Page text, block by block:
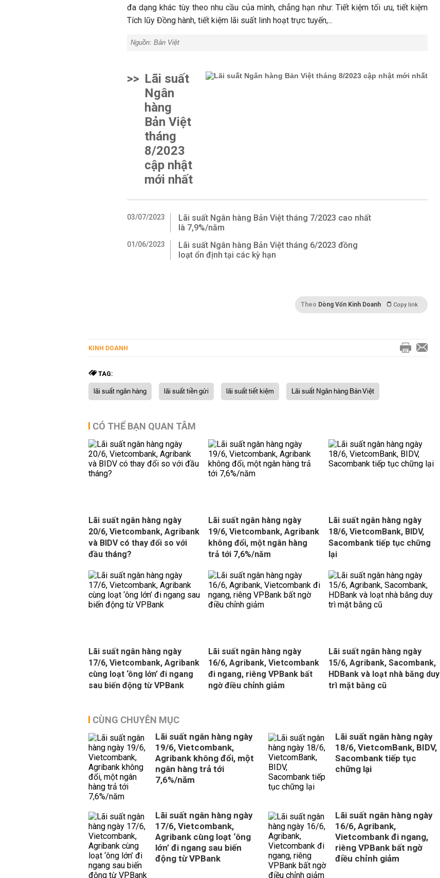
đa dạng khác tùy theo nhu cầu của mình, chẳng hạn như: Tiết kiệm tối ưu, tiết kiệm
Tích lũy Đồng hành, tiết kiệm lãi suất linh hoạt trực tuyến,...
Nguồn: Bản Việt
>> Lãi suất
Ngân
hàng
Bản Việt
tháng
8/2023
cập nhật
mới nhất
03/07/2023
Lãi suất Ngân hàng Bản Việt tháng 7/2023 cao nhất
là 7,9%/năm
01/06/2023
Lãi suất Ngân hàng Bản Việt tháng 6/2023 đồng
loạt ổn định tại các kỳ hạn
Theo Dòng Vốn Kinh Doanh Copy link
KINH DOANH
TAG:
lãi suất ngân hàng lãi suất tiền gửi lãi suất tiết kiệm Lãi suất Ngân hàng Bản Việt
CÓ THỂ BẠN QUAN TÂM
Lãi suất ngân hàng ngày
20/6, Vietcombank, Agribank
và BIDV có thay đổi so với
đầu tháng?
Lãi suất ngân hàng ngày
19/6, Vietcombank, Agribank
không đổi, một ngân hàng
trả tới 7,6%/năm
Lãi suất ngân hàng ngày
18/6, VietcomBank, BIDV,
Sacombank tiếp tục chững
lại
Lãi suất ngân hàng ngày
17/6, Vietcombank, Agribank
cùng loạt ‘ông lớn’ đi ngang
sau biến động từ VPBank
Lãi suất ngân hàng ngày
16/6, Agribank, Vietcombank
đi ngang, riêng VPBank bất
ngờ điều chỉnh giảm
Lãi suất ngân hàng ngày
15/6, Agribank, Sacombank,
HDBank và loạt nhà băng duy
trì mặt bằng cũ
CÙNG CHUYÊN MỤC
Lãi suất ngân hàng ngày
19/6, Vietcombank,
Agribank không đổi, một
ngân hàng trả tới
7,6%/năm
Lãi suất ngân hàng ngày
18/6, VietcomBank, BIDV,
Sacombank tiếp tục
chững lại
Lãi suất ngân hàng ngày
17/6, Vietcombank,
Agribank cùng loạt ‘ông
lớn’ đi ngang sau biến
động từ VPBank
Lãi suất ngân hàng ngày
16/6, Agribank,
Vietcombank đi ngang,
riêng VPBank bất ngờ
điều chỉnh giảm